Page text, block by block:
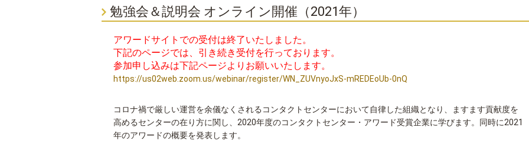
勉強会＆説明会 オンライン開催（2021年）
アワードサイトでの受付は終了いたしました。
下記のページでは、引き続き受付を行っております。
参加申し込みは下記ページよりお願いいたします。
https://us02web.zoom.us/webinar/register/WN_ZUVnyoJxS-mREDEoUb-0nQ
コロナ禍で厳しい運営を余儀なくされるコンタクトセンターにおいて自律した組織となり、ますます貢献度を
高めるセンターの在り方に関し、2020年度のコンタクトセンター・アワード受賞企業に学びます。同時に2021
年のアワードの概要を発表します。